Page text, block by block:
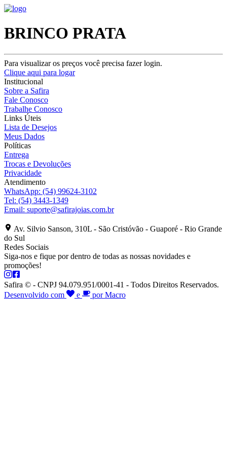
BRINCO PRATA
Para visualizar os preços você precisa fazer login.
Clique aqui para logar
Institucional
Sobre a Safira
Fale Conosco
Trabalhe Conosco
Links Úteis
Lista de Desejos
Meus Dados
Políticas
Entrega
Trocas e Devoluções
Privacidade
Atendimento
WhatsApp: (54) 99624-3102
Tel: (54) 3443-1349
Email: suporte@safirajoias.com.br
Av. Silvio Sanson, 310L - São Cristóvão - Guaporé - Rio Grande
do Sul
Redes Sociais
Siga-nos e fique por dentro de todas as nossas novidades e
promoções!
Safira © - CNPJ 94.079.951/0001-41 - Todos Direitos Reservados.
Desenvolvido com
e por Macro